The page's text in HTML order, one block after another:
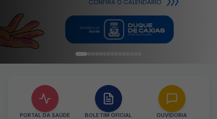
PORTAL DA SAÚDE BOLETIM OFICIAL OUVIDORIA